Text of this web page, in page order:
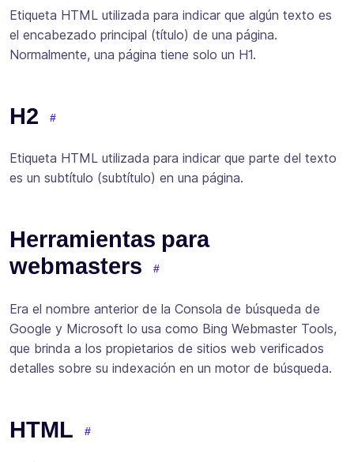
Etiqueta HTML utilizada para indicar que algún texto es
el encabezado principal (título) de una página.
Normalmente, una página tiene solo un H1.
H2
Etiqueta HTML utilizada para indicar que parte del texto
es un subtítulo (subtítulo) en una página.
Herramientas para
webmasters
Era el nombre anterior de la Consola de búsqueda de
Google y Microsoft lo usa como Bing Webmaster Tools,
que brinda a los propietarios de sitios web verificados
detalles sobre su indexación en un motor de búsqueda.
HTML